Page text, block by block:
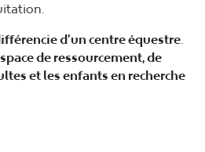
d’un centre équestre
de ressourcement, de
et lesenfants en recherche